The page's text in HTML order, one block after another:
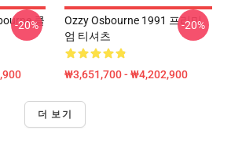
클
-20%
Ozzy Osbourne 1991 프리미
엄 티셔츠
₩3,651,700 - ₩4,202,900
-20%
더 보기